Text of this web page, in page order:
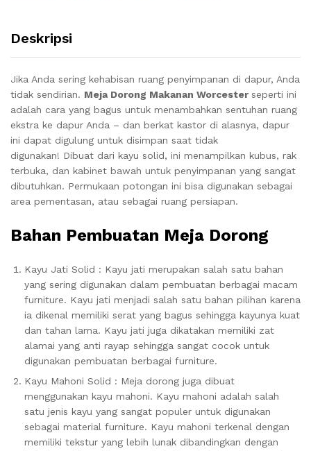
Deskripsi
Jika Anda sering kehabisan ruang penyimpanan di dapur, Anda
tidak sendirian. Meja Dorong Makanan Worcester seperti ini
adalah cara yang bagus untuk menambahkan sentuhan ruang
ekstra ke dapur Anda – dan berkat kastor di alasnya, dapur
ini dapat digulung untuk disimpan saat tidak
digunakan! Dibuat dari kayu solid, ini menampilkan kubus, rak
terbuka, dan kabinet bawah untuk penyimpanan yang sangat
dibutuhkan. Permukaan potongan ini bisa digunakan sebagai
area pementasan, atau sebagai ruang persiapan.
Bahan Pembuatan Meja Dorong
Kayu Jati Solid : Kayu jati merupakan salah satu bahan
yang sering digunakan dalam pembuatan berbagai macam
furniture. Kayu jati menjadi salah satu bahan pilihan karena
ia dikenal memiliki serat yang bagus sehingga kayunya kuat
dan tahan lama. Kayu jati juga dikatakan memiliki zat
alamai yang anti rayap sehingga sangat cocok untuk
digunakan pembuatan berbagai furniture.
Kayu Mahoni Solid : Meja dorong juga dibuat
menggunakan kayu mahoni. Kayu mahoni adalah salah
satu jenis kayu yang sangat populer untuk digunakan
sebagai material furniture. Kayu mahoni terkenal dengan
memiliki tekstur yang lebih lunak dibandingkan dengan